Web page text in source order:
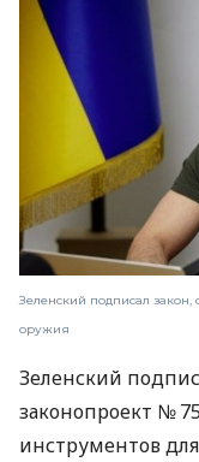
Зеленский подписал
оружия
Зеленский
законопроект №
инструментов